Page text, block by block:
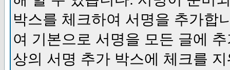
박스를 체크하여 서명을 추가합
여 기본으로 서명을 모든 글에
상의 서명 추가 박스에 체크를